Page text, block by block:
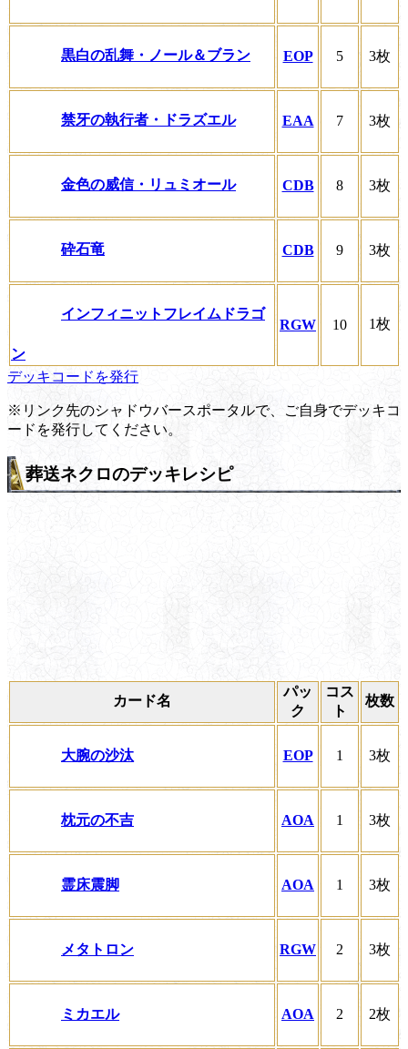
黒白の乱舞・ノール＆ブラン EOP 5 3枚
禁牙の執行者・ドラズエル EAA 7 3枚
金色の威信・リュミオール CDB 8 3枚
砕石竜 CDB 9 3枚
インフィニットフレイムドラゴ
ン
RGW 10 1枚
デッキコードを発行
※リンク先のシャドウバースポータルで、ご自身でデッキコ
ードを発行してください。
葬送ネクロのデッキレシピ
カード名
パッ
ク
コス
ト
枚数
大腕の沙汰 EOP 1 3枚
枕元の不吉 AOA 1 3枚
霊床震脚 AOA 1 3枚
メタトロン RGW 2 3枚
ミカエル AOA 2 2枚